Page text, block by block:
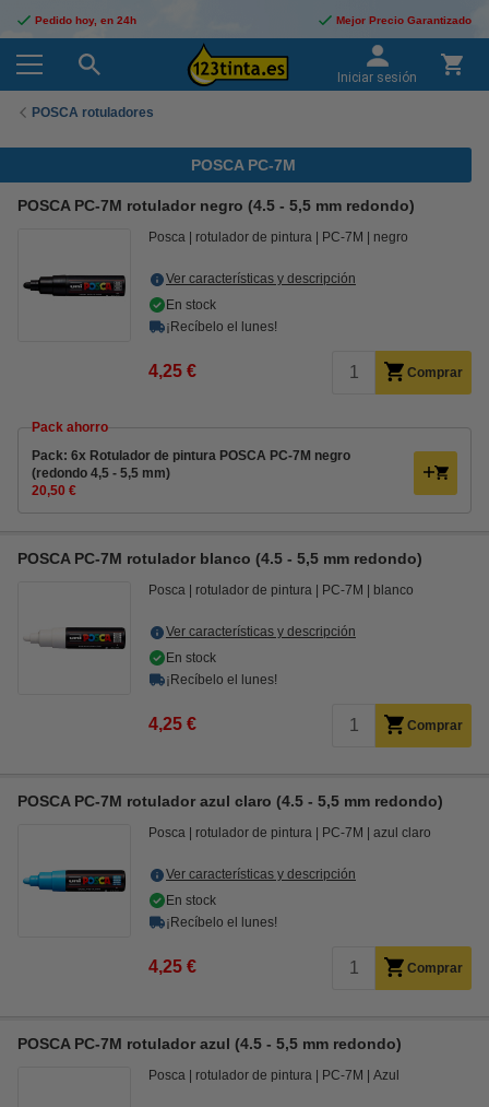
Pedido hoy, en 24h Mejor Precio Garantizado
Iniciar sesión
POSCA rotuladores
POSCA PC-7M
POSCA PC-7M rotulador negro (4.5 - 5,5 mm redondo)
Posca rotulador de pintura PC-7M negro
Ver características y descripción
En stock
¡Recíbelo el lunes!
4,25 € Comprar
Pack ahorro
Pack: 6x Rotulador de pintura POSCA PC-7M negro
(redondo 4,5 - 5,5 mm)
20,50 €
POSCA PC-7M rotulador blanco (4.5 - 5,5 mm redondo)
Posca rotulador de pintura PC-7M blanco
Ver características y descripción
En stock
¡Recíbelo el lunes!
4,25 € Comprar
POSCA PC-7M rotulador azul claro (4.5 - 5,5 mm redondo)
Posca rotulador de pintura PC-7M azul claro
Ver características y descripción
En stock
¡Recíbelo el lunes!
4,25 € Comprar
POSCA PC-7M rotulador azul (4.5 - 5,5 mm redondo)
Posca rotulador de pintura PC-7M Azul